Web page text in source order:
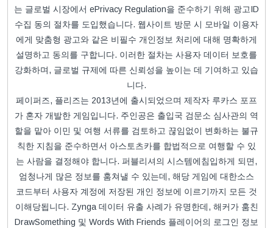
는 글로벌 시장에서 ePrivacy Regulation을 준수하기 위해 광고ID
수집 동의 절차를 도입했습니다. 웹사이트 방문 시 모바일 이용자
에게 맞춤형 광고와 같은 비필수 개인정보 처리에 대해 명확하게
설명하고 동의를 구합니다. 이러한 절차는 사용자 데이터 보호를
강화하며, 글로벌 규제에 따른 신뢰성을 높이는 데 기여하고 있습
니다.
페이퍼즈, 플리즈는 2013년에 출시되었으며 제작자 루카스 포프
가 혼자 개발한 게임입니다. 주인공은 출입국 검문소 심사관의 역
할을 맡아 이민 및 여행 서류를 검토하고 끊임없이 변화하는 불규
칙한 지침을 준수하면서 아스토츠카를 합법적으로 여행할 수 있
는 사람을 결정해야 합니다. 퍼블리셔의 시스템에침입하게 되면,
엄청나게 많은 정보를 훔쳐낼 수 있는데, 해당 게임에 대한소스
코드부터 사용자 계정에 저장된 개인 정보에 이르기까지 모든 것
이해당됩니다. Zynga 데이터 유출 사례가 유명한데, 해커가 훔친
DrawSomething 및 Words With Friends 플레이어의 로그인 정보